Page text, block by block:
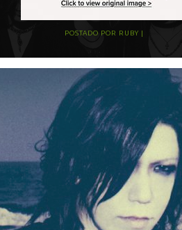
POSTADO POR RUBY